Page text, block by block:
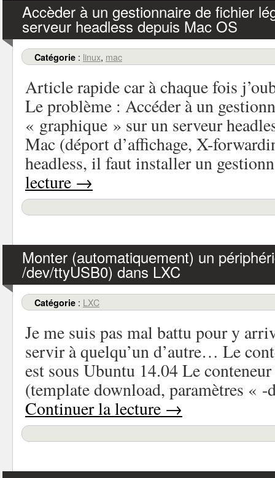
Accèder à un gestionnaire de fichier
serveur headless depuis Mac OS
Catégorie : linux, mac
Article rapide car à chaque fois
Le problème : Accéder à un
« graphique » sur un serveur
Mac (déport d’affichage, X-
headless, il faut installer un
lecture →
Monter (automatiquement) un
/dev/ttyUSB0) dans LXC
Catégorie : LXC
Je me suis pas mal battu pour y
servir à quelqu’un d’autre… Le
est sous Ubuntu 14.04 Le
(template download, paramètres
Continuer la lecture →